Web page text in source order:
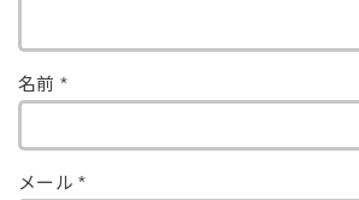
名前 *
メール*